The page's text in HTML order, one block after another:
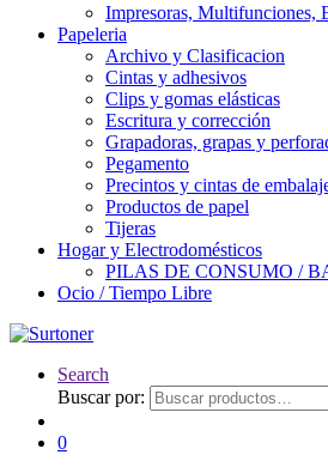
Impresoras, Multifunciones,
Papeleria
Archivo y Clasificacion
Cintas y adhesivos
Clips y gomas elásticas
Escritura y corrección
Grapadoras, grapas y
Pegamento
Precintos y cintas de
Productos de papel
Tijeras
Hogar y Electrodomésticos
PILAS DE CONSUMO /
Ocio / Tiempo Libre
Search
Buscar por:
0